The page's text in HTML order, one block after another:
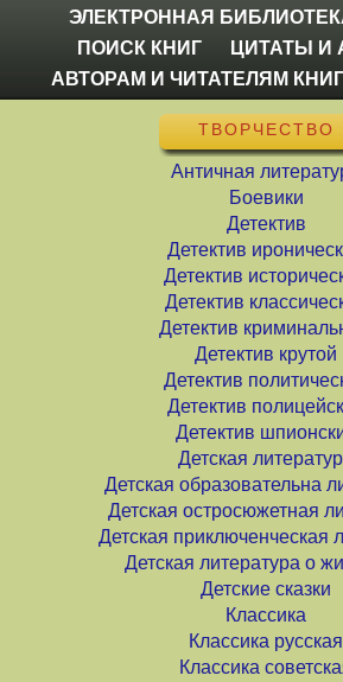
ЭЛЕКТРОННАЯ
ПОИСК КНИГ
ЦИТАТЫ И
АВТОРАМ И ЧИТАТЕЛЯМ КНИГ
ТВОРЧЕСТВО
Античная
Боевики
Детектив
Детектив
Детектив
Детектив
Детектив
Детектив крутой
Детектив
Детектив
Детектив
Детская
Детская образовательна
Детская остросюжетная
Детская приключенческая
Детская литература о
Детские сказки
Классика
Классика русская
Классика